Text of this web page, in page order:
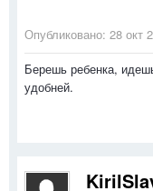
Опубликовано: 28 окт
Берешь ребенка,
удобней.